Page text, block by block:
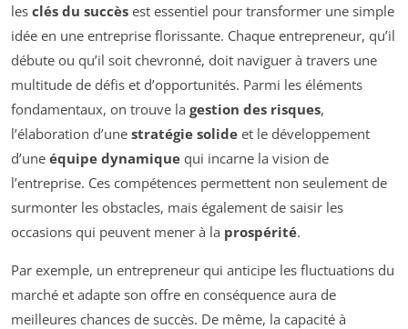
les clés du succès est essentiel pour transformer une simple
idée en une entreprise florissante. Chaque entrepreneur, qu’il
débute ou qu’il soit chevronné, doit naviguer à travers une
multitude de défis et d’opportunités. Parmi les éléments
fondamentaux, on trouve la gestion des risques,
l’élaboration d’une stratégie solide et le développement
d’une équipe dynamique qui incarne la vision de
l’entreprise. Ces compétences permettent non seulement de
surmonter les obstacles, mais également de saisir les
occasions qui peuvent mener à la prospérité.
Par exemple, un entrepreneur qui anticipe les fluctuations du
marché et adapte son offre en conséquence aura de
meilleures chances de succès. De même, la capacité à